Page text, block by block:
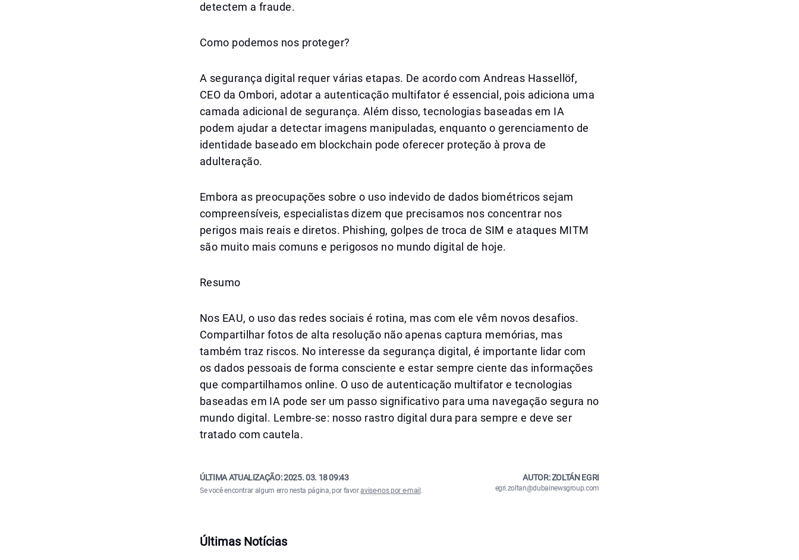
detectem a fraude.
Como podemos nos proteger?
A segurança digital requer várias etapas. De acordo com Andreas Hassellöf,
CEO da Ombori, adotar a autenticação multifator é essencial, pois adiciona uma
camada adicional de segurança. Além disso, tecnologias baseadas em IA
podem ajudar a detectar imagens manipuladas, enquanto o gerenciamento de
identidade baseado em blockchain pode oferecer proteção à prova de
adulteração.
Embora as preocupações sobre o uso indevido de dados biométricos sejam
compreensíveis, especialistas dizem que precisamos nos concentrar nos
perigos mais reais e diretos. Phishing, golpes de troca de SIM e ataques MITM
são muito mais comuns e perigosos no mundo digital de hoje.
Resumo
Nos EAU, o uso das redes sociais é rotina, mas com ele vêm novos desafios.
Compartilhar fotos de alta resolução não apenas captura memórias, mas
também traz riscos. No interesse da segurança digital, é importante lidar com
os dados pessoais de forma consciente e estar sempre ciente das informações
que compartilhamos online. O uso de autenticação multifator e tecnologias
baseadas em IA pode ser um passo significativo para uma navegação segura no
mundo digital. Lembre-se: nosso rastro digital dura para sempre e deve ser
tratado com cautela.
ÚLTIMA ATUALIZAÇÃO:2025. 03. 18 09:43
Se você encontrar algum erro nesta página, por favoravise-nos por e-mail .
AUTOR: ZOLTÁN EGRI
egri.zoltan@dubainewsgroup.com
Últimas Notícias